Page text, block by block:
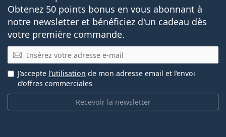
Obtenez 50 points bonus en vous abonnant à
notre newsletter et bénéficiez d'un cadeau dès
votre première commande.
E-mail
Recevoir la newsletter
J’accepte l’utilisation de mon adresse email et l’envoi
d’offres commerciales